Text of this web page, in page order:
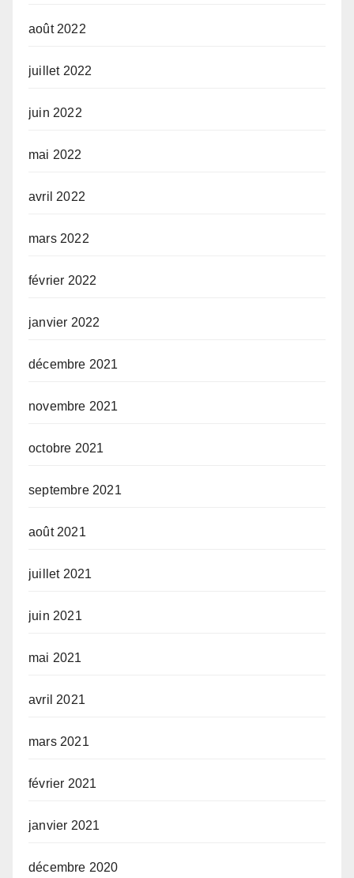
août 2022
juillet 2022
juin 2022
mai 2022
avril 2022
mars 2022
février 2022
janvier 2022
décembre 2021
novembre 2021
octobre 2021
septembre 2021
août 2021
juillet 2021
juin 2021
mai 2021
avril 2021
mars 2021
février 2021
janvier 2021
décembre 2020